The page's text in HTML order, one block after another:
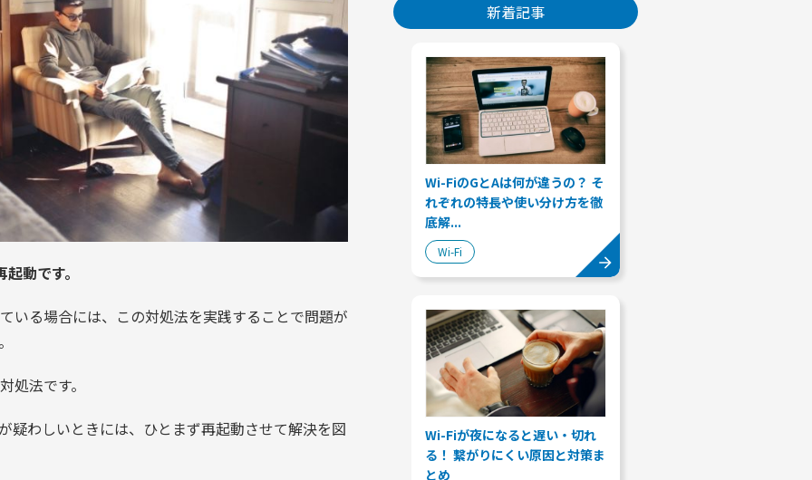
動です。
いる場合には、この対処法を実践することで問題が
処法です。
疑わしいときには、ひとまず再起動させて解決を図
新着記事
Wi-FiのGとAは何が違うの？ そ
れぞれの特長や使い分け方を徹
底解...
Wi-Fi
Wi-Fiが夜になると遅い・切れ
る！ 繋がりにくい原因と対策ま
とめ